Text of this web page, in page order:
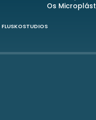
Os
FLUSKOSTUDIOS